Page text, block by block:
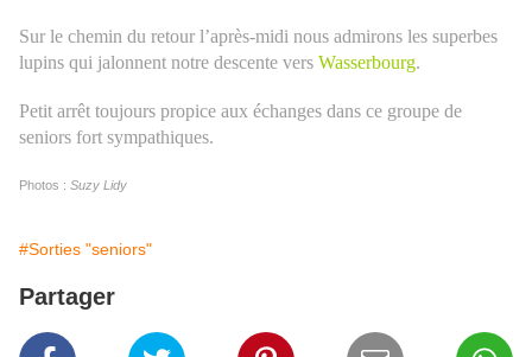
Sur le chemin du retour l’après-midi nous admirons les superbes
lupins qui jalonnent notre descente vers Wasserbourg.
Petit arrêt toujours propice aux échanges dans ce groupe de
seniors fort sympathiques.
Photos : Suzy Lidy
#Sorties "seniors"
Partager